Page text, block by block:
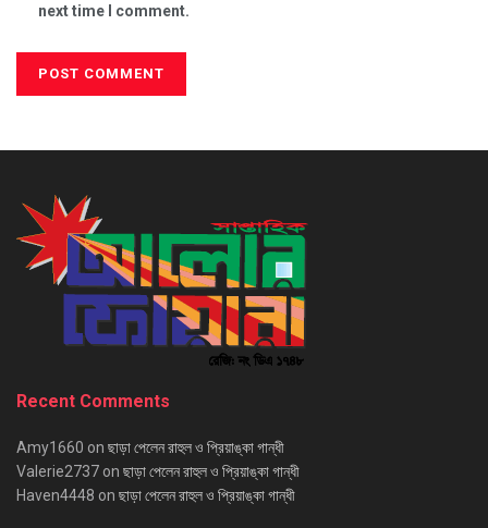
next time I comment.
Recent Comments
Amy1660 on ছাড়া পেলেন রাহুল ও প্রিয়াঙ্কা গান্ধী
Valerie2737 on ছাড়া পেলেন রাহুল ও প্রিয়াঙ্কা গান্ধী
Haven4448 on ছাড়া পেলেন রাহুল ও প্রিয়াঙ্কা গান্ধী